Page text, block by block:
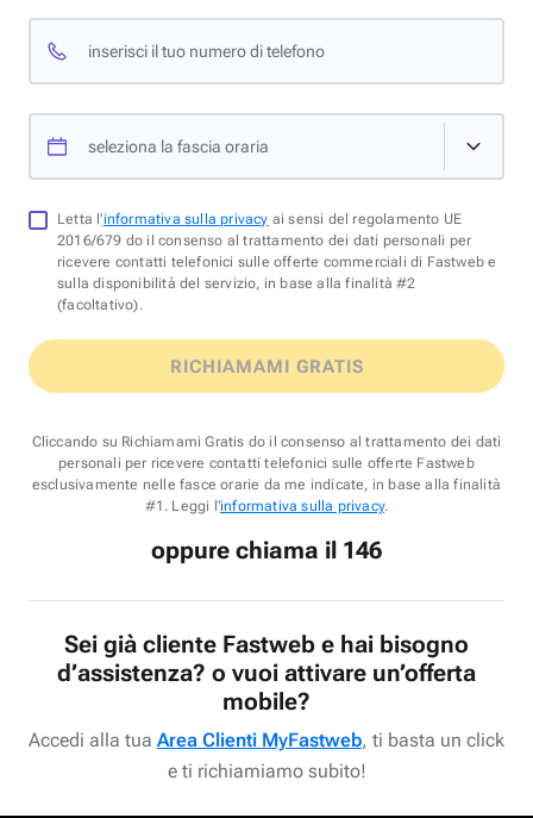
inserisci il tuo numero di telefono
seleziona la fascia oraria
Letta l'informativa sulla privacy ai sensi del regolamento UE
2016/679 do il consenso al trattamento dei dati personali per
ricevere contatti telefonici sulle offerte commerciali di Fastweb e
sulla disponibilità del servizio, in base alla finalità #2
(facoltativo).
RICHIAMAMI GRATIS
Cliccando su Richiamami Gratis do il consenso al trattamento dei dati
personali per ricevere contatti telefonici sulle offerte Fastweb
esclusivamente nelle fasce orarie da me indicate, in base alla finalità
#1. Leggi l'informativa sulla privacy.
oppure chiama il 146
Sei già cliente Fastweb e hai bisogno
d’assistenza? o vuoi attivare un’offerta
mobile?
Accedi alla tua Area Clienti MyFastweb, ti basta un click
e ti richiamiamo subito!